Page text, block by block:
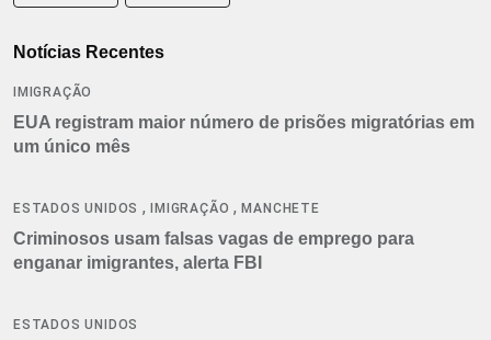
Notícias Recentes
IMIGRAÇÃO
EUA registram maior número de prisões migratórias em
um único mês
ESTADOS UNIDOS ,IMIGRAÇÃO ,MANCHETE
Criminosos usam falsas vagas de emprego para
enganar imigrantes, alerta FBI
ESTADOS UNIDOS